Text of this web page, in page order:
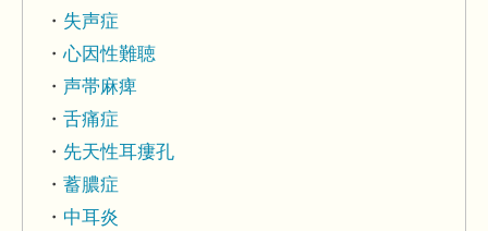
失声症
心因性難聴
声帯麻痺
舌痛症
先天性耳瘻孔
蓄膿症
中耳炎